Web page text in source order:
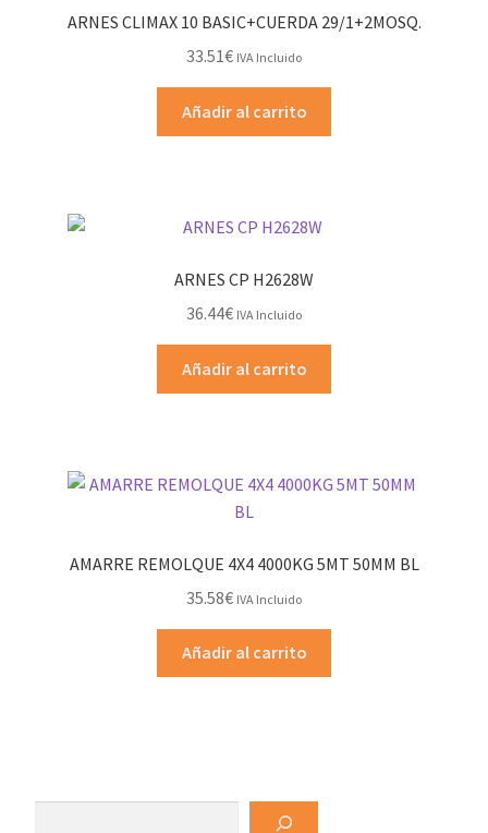
ARNES CLIMAX 10 BASIC+CUERDA 29/1+2MOSQ.
33.51€ IVA Incluido
Añadir al carrito
ARNES CP H2628W
36.44€ IVA Incluido
Añadir al carrito
AMARRE REMOLQUE 4X4 4000KG 5MT 50MM BL
35.58€ IVA Incluido
Añadir al carrito